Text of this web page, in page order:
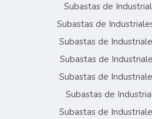
Subastas de
Subastas de
Subastas de
Subastas de
Subastas de
Subastas de
Subastas de